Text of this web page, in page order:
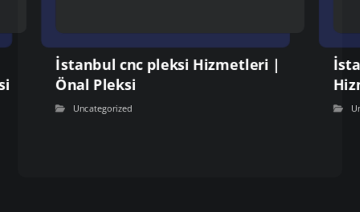
İstanbul cnc pleksi Hizmetleri |
Önal Pleksi
Uncategorized